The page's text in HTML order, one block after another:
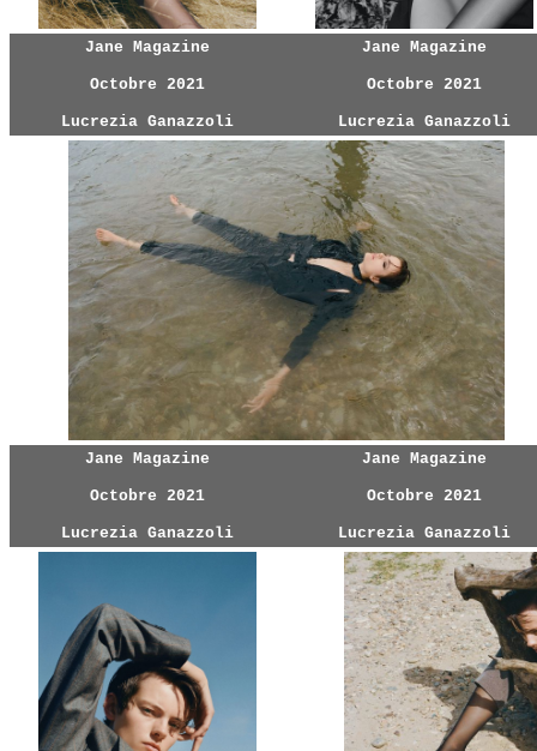
Jane Magazine
Octobre 2021
Lucrezia Ganazzoli
Jane Magazine
Octobre 2021
Lucrezia Ganazzoli
Jane Magazine
Octobre 2021
Lucrezia Ganazzoli
Jane Magazine
Octobre 2021
Lucrezia Ganazzoli